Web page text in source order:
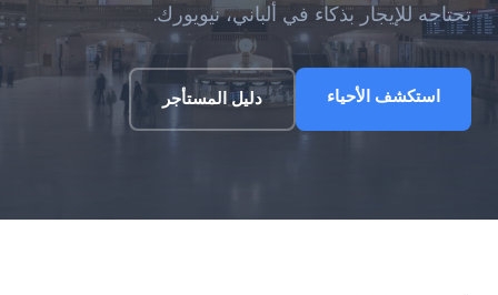
تحتاجه للإيجار بذكاء في ألباني، نيويورك.
استكشف الأحياء دليل المستأجر